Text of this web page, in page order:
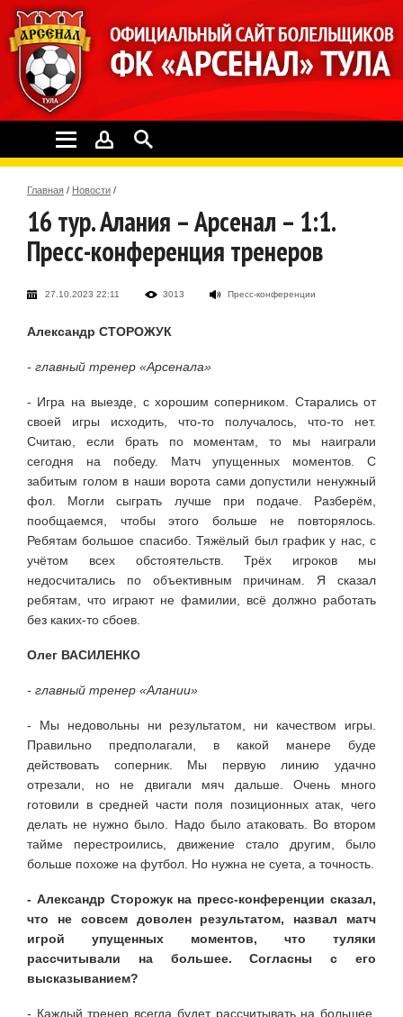
Главная / Новости /
16 тур. Алания – Арсенал – 1:1.
Пресс-конференция тренеров
27.10.2023 22:11 3013 Пресс-конференции
Александр СТОРОЖУК
- главный тренер «Арсенала»
- Игра на выезде, с хорошим соперником. Старались от
своей игры исходить, что-то получалось, что-то нет.
Считаю, если брать по моментам, то мы наиграли
сегодня на победу. Матч упущенных моментов. С
забитым голом в наши ворота сами допустили ненужный
фол. Могли сыграть лучше при подаче. Разберём,
пообщаемся, чтобы этого больше не повторялось.
Ребятам большое спасибо. Тяжёлый был график у нас, с
учётом всех обстоятельств. Трёх игроков мы
недосчитались по объективным причинам. Я сказал
ребятам, что играют не фамилии, всё должно работать
без каких-то сбоев.
Олег ВАСИЛЕНКО
- главный тренер «Алании»
- Мы недовольны ни результатом, ни качеством игры.
Правильно предполагали, в какой манере буде
действовать соперник. Мы первую линию удачно
отрезали, но не двигали мяч дальше. Очень много
готовили в средней части поля позиционных атак, чего
делать не нужно было. Надо было атаковать. Во втором
тайме перестроились, движение стало другим, было
больше похоже на футбол. Но нужна не суета, а точность.
- Александр Сторожук на пресс-конференции сказал,
что не совсем доволен результатом, назвал матч
игрой упущенных моментов, что туляки
рассчитывали на большее. Согласны с его
высказыванием?
- Каждый тренер всегда будет рассчитывать на большее.